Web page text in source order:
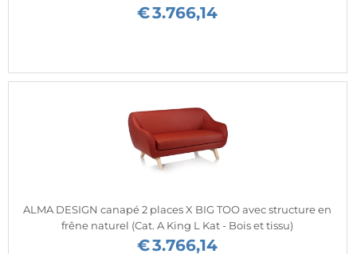
€3.766,14
ALMA DESIGN canapé 2 places X BIG TOO avec structure en
frêne naturel (Cat. A King L Kat - Bois et tissu)
€3.766,14